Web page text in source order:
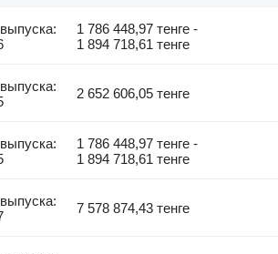
1 786 448,97 тенге -
1 894 718,61 тенге
2 652 606,05 тенге
1 786 448,97 тенге -
1 894 718,61 тенге
7 578 874,43 тенге